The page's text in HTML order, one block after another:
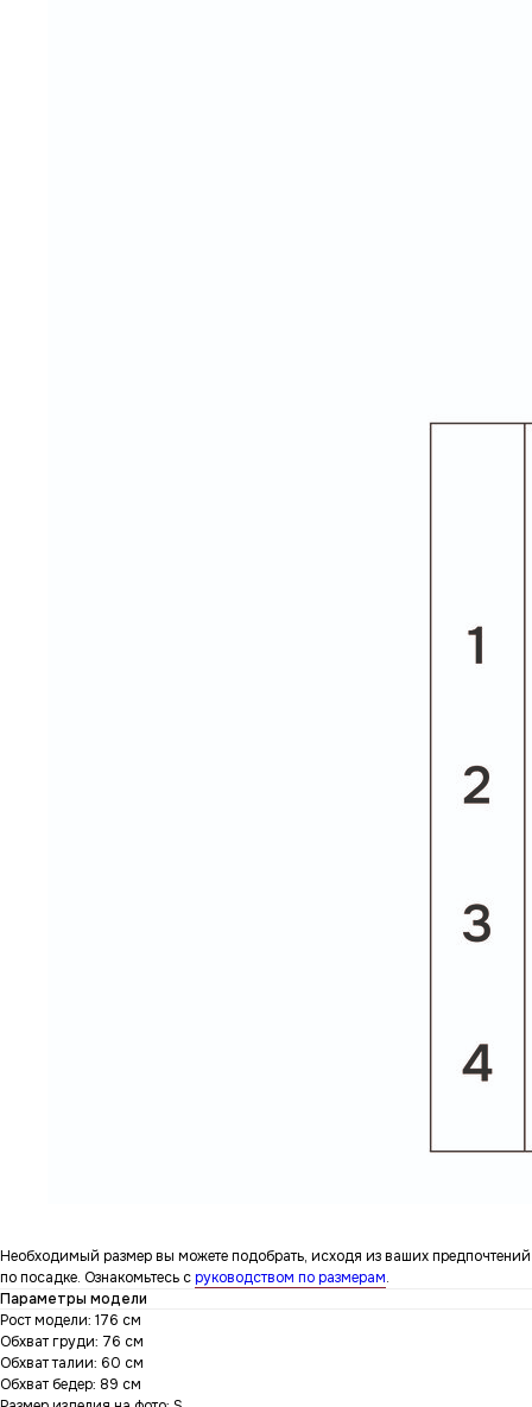
Необходимый размер вы можете подобрать, исходя из ваших предпочтений
по посадке. Ознакомьтесь сруководством по размерам.
Параметры модели
Рост модели: 176 см
Обхват груди: 76 см
Обхват талии: 60 см
Обхват бедер: 89 см